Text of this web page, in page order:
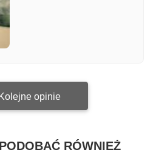
Kolejne opinie
RÓWNIEŻ